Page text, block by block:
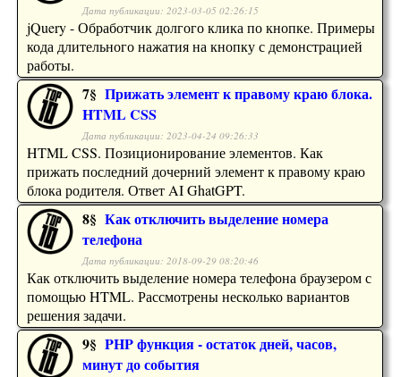
Дата публикации: 2023-03-05 02:26:15
jQuery - Обработчик долгого клика по кнопке. Примеры
кода длительного нажатия на кнопку с демонстрацией
работы.
7§ Прижать элемент к правому краю блока.
HTML CSS
Дата публикации: 2023-04-24 09:26:33
HTML CSS. Позиционирование элементов. Как
прижать последний дочерний элемент к правому краю
блока родителя. Ответ AI GhatGPT.
8§ Как отключить выделение номера
телефона
Дата публикации: 2018-09-29 08:20:46
Как отключить выделение номера телефона браузером с
помощью HTML. Рассмотрены несколько вариантов
решения задачи.
9§ PHP функция - остаток дней, часов,
минут до события